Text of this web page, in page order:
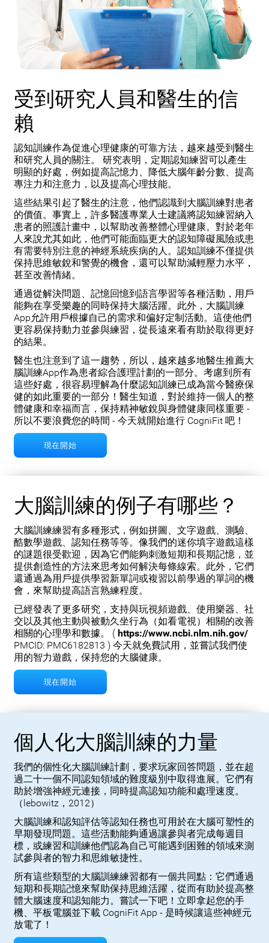
受到研究人員和醫生的信
賴
認知訓練作為促進心理健康的可靠方法，越來越受到醫生
和研究人員的關注。 研究表明，定期認知練習可以產生
明顯的好處，例如提高記憶力、降低大腦年齡分數、提高
專注力和注意力，以及提高心理技能。
這些結果引起了醫生的注意，他們認識到大腦訓練對患者
的價值。事實上，許多醫護專業人士建議將認知練習納入
患者的照護計畫中，以幫助改善整體心理健康。對於老年
人來說尤其如此，他們可能面臨更大的認知障礙風險或患
有需要特別注意的神經系統疾病的人。認知訓練不僅提供
保持思維敏銳和警覺的機會，還可以幫助減輕壓力水平，
甚至改善情緒。
通過從解決問題、記憶回憶到語言學習等各種活動，用戶
能夠在享受樂趣的同時保持大腦活躍。此外，大腦訓練
App允許用戶根據自己的需求和偏好定制活動。這使他們
更容易保持動力並參與練習，從長遠來看有助於取得更好
的結果。
醫生也注意到了這一趨勢，所以，越來越多地醫生推薦大
腦訓練App作為患者綜合護理計劃的一部分。考慮到所有
這些好處，很容易理解為什麼認知訓練已成為當今醫療保
健的如此重要的一部分！醫生知道，對於維持一個人的整
體健康和幸福而言，保持精神敏銳與身體健康同樣重要 -
所以不要浪費您的時間 - 今天就開始進行 CogniFit 吧！
現在開始
大腦訓練的例子有哪些？
大腦訓練練習有多種形式，例如拼圖、文字遊戲、測驗、
酷數學遊戲、認知任務等等。像我們的迷你填字遊戲這樣
的謎題很受歡迎，因為它們能夠刺激短期和長期記憶，並
提供創造性的方法來思考如何解決每條線索。此外，它們
還通過為用戶提供學習新單詞或複習以前學過的單詞的機
會，來幫助提高語言熟練程度。
已經發表了更多研究，支持與玩視頻遊戲、使用樂器、社
交以及其他主動與被動久坐行為（如看電視）相關的改善
相關的心理學和數據。 ( https://www.ncbi.nlm.nih.gov/
PMCID: PMC6182813 ) 今天就免費試用，並嘗試我們使
用的智力遊戲，保持您的大腦健康。
現在開始
個人化大腦訓練的力量
我們的個性化大腦訓練計劃，要求玩家回答問題，並在超
過二十一個不同認知領域的難度級別中取得進展。它們有
助於增強神經元連接，同時提高認知功能和處理速度。
（lebowitz，2012）
大腦訓練和認知評估等認知任務也可用於在大腦可塑性的
早期發現問題。這些活動能夠通過讓參與者完成每週目
標，或練習和訓練他們認為自己可能遇到困難的領域來測
試參與者的智力和思維敏捷性。
所有這些類型的大腦訓練練習都有一個共同點：它們通過
短期和長期記憶來幫助保持思維活躍，從而有助於提高整
體大腦速度和認知能力。嘗試一下吧！立即拿起您的手
機、平板電腦並下載 CogniFit App - 是時候讓這些神經元
放電了！